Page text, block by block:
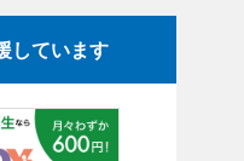
しています